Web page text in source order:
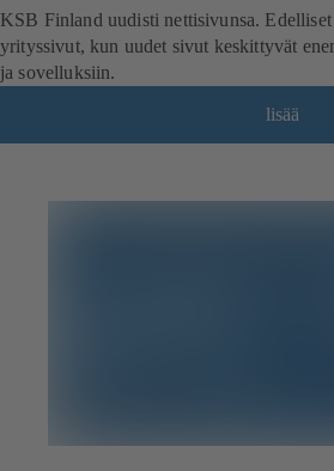
KSB Finland uudisti nettisivunsa.
yrityssivut, kun uudet sivut keskittyvät
ja sovelluksiin.
lisää